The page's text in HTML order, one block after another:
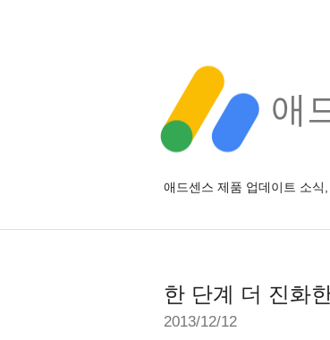
애
애드센스 제품 업데이트 소식
한 단계 더 진화
2013/12/12